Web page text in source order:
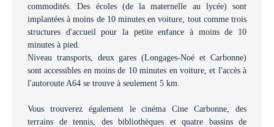
commodités. Des écoles (de la maternelle au lycée) sont
implantées à moins de 10 minutes en voiture, tout comme trois
structures d'accueil pour la petite enfance à moins de 10
minutes à pied.
Niveau transports, deux gares (Longages-Noé et Carbonne)
sont accessibles en moins de 10 minutes en voiture, et l'accès à
l'autoroute A64 se trouve à seulement 5 km.
Vous trouverez également le cinéma Cine Carbonne, des
terrains de tennis, des bibliothèques et quatre bassins de